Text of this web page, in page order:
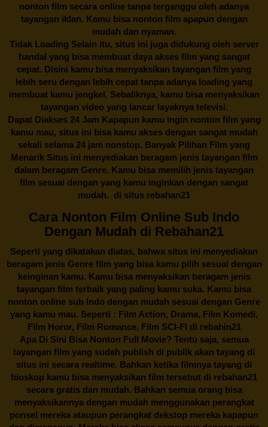
nonton film secara online tanpa terganggu oleh adanya
tayangan iklan. Kamu bisa nonton film apapun dengan
mudah dan nyaman.
Tidak Loading Selain itu, situs ini juga didukung oleh server
handal yang bisa membuat daya akses film yang sangat
cepat. Disini kamu bisa menyaksikan tayangan film yang
lebih seru dengan lebih cepat tanpa adanya loading yang
membuat kamu jengkel. Sebaliknya, kamu bisa menyaksikan
tayangan video yang lancar layaknya televisi.
Dapat Diakses 24 Jam Kapapun kamu ingin nonton film yang
kamu mau, situs ini bisa kamu akses dengan sangat mudah
sekali selama 24 jam nonstop. Banyak Pilihan Film yang
Menarik Situs ini menyediakan beragam jenis tayangan film
dalam beragam Genre. Kamu bisa memilih jenis tayangan
film sesuai dengan yang kamu inginkan dengan sangat
mudah. di situs rebahan21
Cara Nonton Film Online Sub Indo
Dengan Mudah di Rebahan21
Seperti yang dikatakan diatas, bahwa situs ini menyediakan
beragam jenis Genre film yang bisa kamu pilih sesuai dengan
keinginan kamu. Kamu bisa menyaksikan beragam jenis
tayangan film terbaik yang paling kamu suka. Kamu bisa
nonton online sub Indo dengan mudah sesuai dengan Genre
yang kamu mau. Seperti : Film Action, Drama, Film Komedi,
Film Horor, Film Romance, Film SCI-FI di rebahin21
Apa Di Sini Bisa Nonton Full Movie? Tentu saja, semua
tayangan film yang sudah publish di publik akan tayang di
situs ini secara realtime. Bahkan ketika filmnya tayang di
bioskop kamu bisa menyaksikan film tersebut di rebahan21
secara gratis dan mudah. Bahkan semua orang bisa
menyaksikannya dengan mudah menggunakan perangkat
ponsel mereka ataupun perangkat dekstop mereka kapapun